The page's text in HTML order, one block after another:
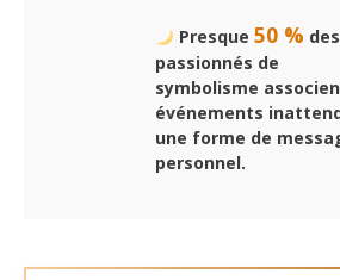
Presque 50 % des
passionnés de
symbolisme
événements
une forme de
personnel.